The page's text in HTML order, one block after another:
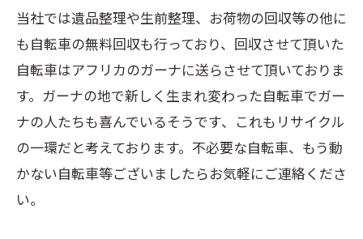
当社では遺品整理や生前整理、お荷物の回収等の他に
も自転車の無料回収も行っており、回収させて頂いた
自転車はアフリカのガーナに送らさせて頂いておりま
す。ガーナの地で新しく生まれ変わった自転車でガー
ナの人たちも喜んでいるそうです、これもリサイクル
の一環だと考えております。不必要な自転車、もう動
かない自転車等ございましたらお気軽にご連絡くださ
い。